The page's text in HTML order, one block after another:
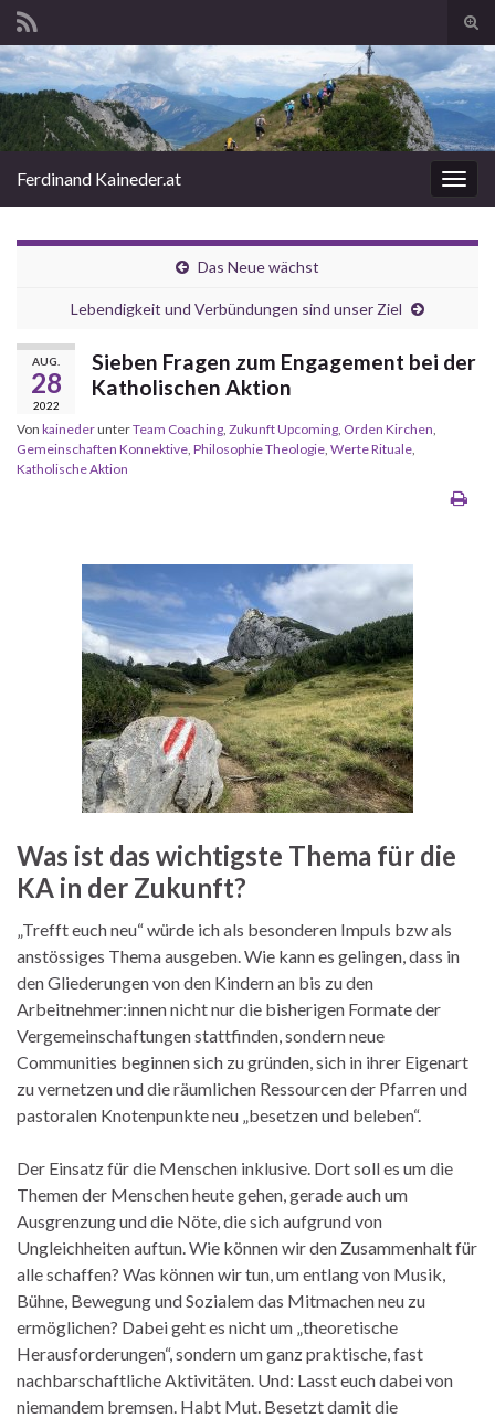
Search for:
Ferdinand Kaineder.at
Das Neue wächst
Lebendigkeit und Verbündungen sind unser Ziel
AUG.
28
2022
Sieben Fragen zum Engagement bei der
Katholischen Aktion
Von kainederunterTeam Coaching Zukunft Upcoming Orden Kirchen
Gemeinschaften Konnektive Philosophie Theologie Werte Rituale
Katholische Aktion
Was ist das wichtigste Thema für die
KA in der Zukunft?
„Trefft euch neu“ würde ich als besonderen Impuls bzw als
anstössiges Thema ausgeben. Wie kann es gelingen, dass in
den Gliederungen von den Kindern an bis zu den
Arbeitnehmer:innen nicht nur die bisherigen Formate der
Vergemeinschaftungen stattfinden, sondern neue
Communities beginnen sich zu gründen, sich in ihrer Eigenart
zu vernetzen und die räumlichen Ressourcen der Pfarren und
pastoralen Knotenpunkte neu „besetzen und beleben“.
Der Einsatz für die Menschen inklusive. Dort soll es um die
Themen der Menschen heute gehen, gerade auch um
Ausgrenzung und die Nöte, die sich aufgrund von
Ungleichheiten auftun. Wie können wir den Zusammenhalt für
alle schaffen? Was können wir tun, um entlang von Musik,
Bühne, Bewegung und Sozialem das Mitmachen neu zu
ermöglichen? Dabei geht es nicht um „theoretische
Herausforderungen“, sondern um ganz praktische, fast
nachbarschaftliche Aktivitäten. Und: Lasst euch dabei von
niemandem bremsen. Habt Mut. Besetzt damit die